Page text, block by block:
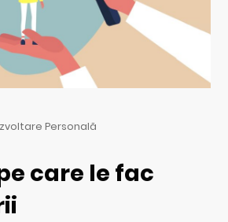
Personală
care le fac